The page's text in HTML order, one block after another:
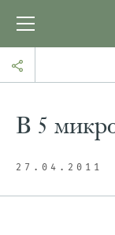
В 5
27.04.2011